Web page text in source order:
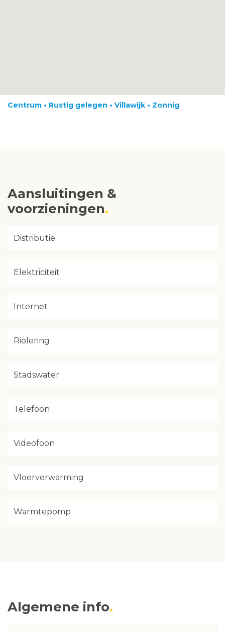
Centrum • Rustig gelegen • Villawijk • Zonnig
Aansluitingen &
voorzieningen
Distributie
Elektriciteit
Internet
Riolering
Stadswater
Telefoon
Videofoon
Vloerverwarming
Warmtepomp
Algemene info